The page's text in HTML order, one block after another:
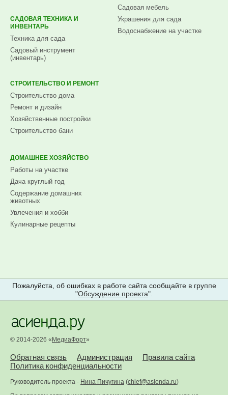
САДОВАЯ ТЕХНИКА И
ИНВЕНТАРЬ
Техника для сада
Садовый инструмент
(инвентарь)
Садовая мебель
Украшения для сада
Водоснабжение на участке
СТРОИТЕЛЬСТВО И РЕМОНТ
Строительство дома
Ремонт и дизайн
Хозяйственные постройки
Строительство бани
ДОМАШНЕЕ ХОЗЯЙСТВО
Работы на участке
Дача круглый год
Содержание домашних
животных
Увлечения и хобби
Кулинарные рецепты
Пожалуйста, об ошибках в работе сайта сообщайте в группе
"Обсуждение проекта".
© 2014-2026 «МедиаФорт»
Обратная связь Администрация
Правила сайта
Политика конфиденциальности
Руководитель проекта - Нина Пичугина (chief@asienda.ru)